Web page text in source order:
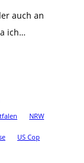
auch an
ich…
NRW
US Cop